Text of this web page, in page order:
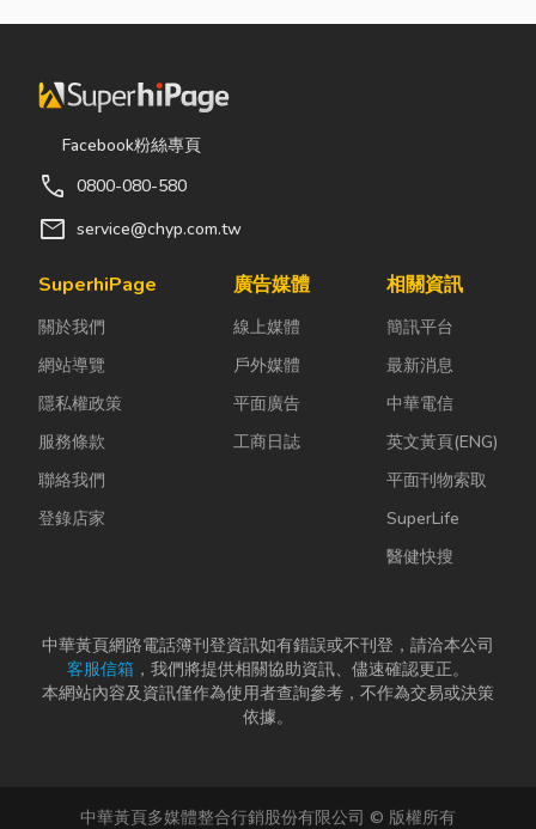
天都在使用的
實，一扇好的
門窗不只是遮
風避雨而已，
安全、採光、
通風與生活品
氣候潮濕多
又美觀的門窗
產品，更是
打...
同步規劃空氣
不到的地方持
間： 精品包、
藏最怕潮濕，
好，發霉、
與各類球類運
抓一雙幾十元
上場。 「運動
鞋就像...
Facebook粉絲專頁
call 0800-080-580
mail service@chyp.com.tw
SuperhiPage
關於我們
網站導覽
隱私權政策
服務條款
聯絡我們
登錄店家
廣告媒體
線上媒體
戶外媒體
平面廣告
工商日誌
相關資訊
簡訊平台
最新消息
中華電信
英文黃頁(ENG)
平面刊物索取
SuperLife
醫健快搜
中華黃頁網路電話簿刊登資訊如有錯誤或不刊登，請洽本公司
客服信箱 ，我們將提供相關協助資訊、儘速確認更正。
本網站內容及資訊僅作為使用者查詢參考，不作為交易或決策
依據。
中華黃頁多媒體整合行銷股份有限公司 © 版權所有